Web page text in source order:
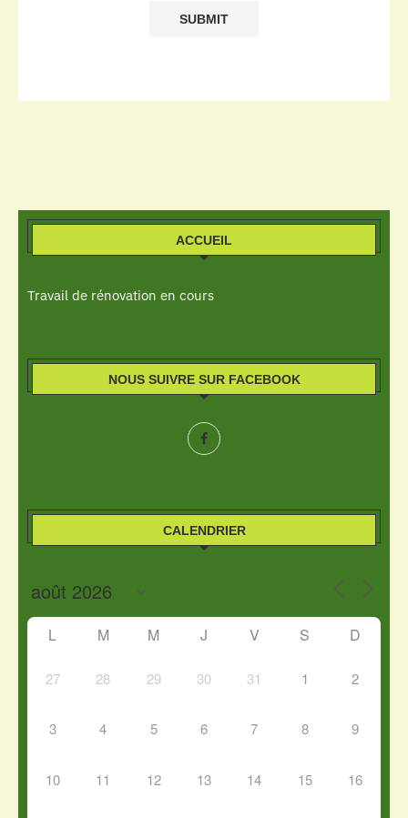
ACCUEIL
Travail de rénovation en cours
NOUS SUIVRE SUR FACEBOOK
CALENDRIER
L M M J V S D
27 28 29 30 31 1 2
3 4 5 6 7 8 9
10 11 12 13 14 15 16